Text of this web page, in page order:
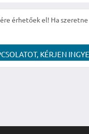
érhetőek el! Ha
KÉRJEN